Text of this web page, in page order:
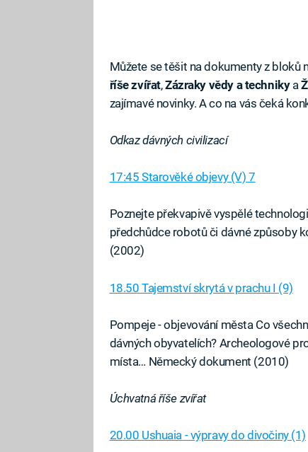
Můžete se těšit na dokumenty z bloků
říše zvířat,Zázraky vědy a technikya
zajímavé novinky. A co na vás čeká
Odkaz dávných civilizací
17:45 Starověké objevy (V) 7
Poznejte překvapivě vyspělé
předchůdce robotů či dávné způsoby
(2002)
18.50 Tajemství skrytá v prachu I (9)
Pompeje - objevování města Co
dávných obyvatelích? Archeologové
místa… Německý dokument (2010)
Úchvatná říše zvířat
20.00 Ushuaia - výpravy do divočiny (1)